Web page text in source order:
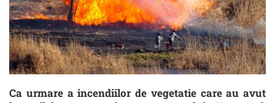
Ca urmare a incendiilor de vegetatie care au avut